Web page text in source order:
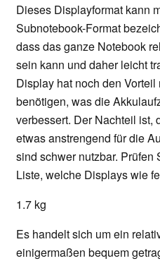
Dieses Displayformat kann
Subnotebook-Format
dass das ganze Notebook
sein kann und daher leicht
Display hat noch den
benötigen, was die
verbessert. Der Nachteil ist,
etwas anstrengend für die
sind schwer nutzbar. Prüfen
Liste, welche Displays wie
1.7 kg
Es handelt sich um ein
einigermaßen bequem